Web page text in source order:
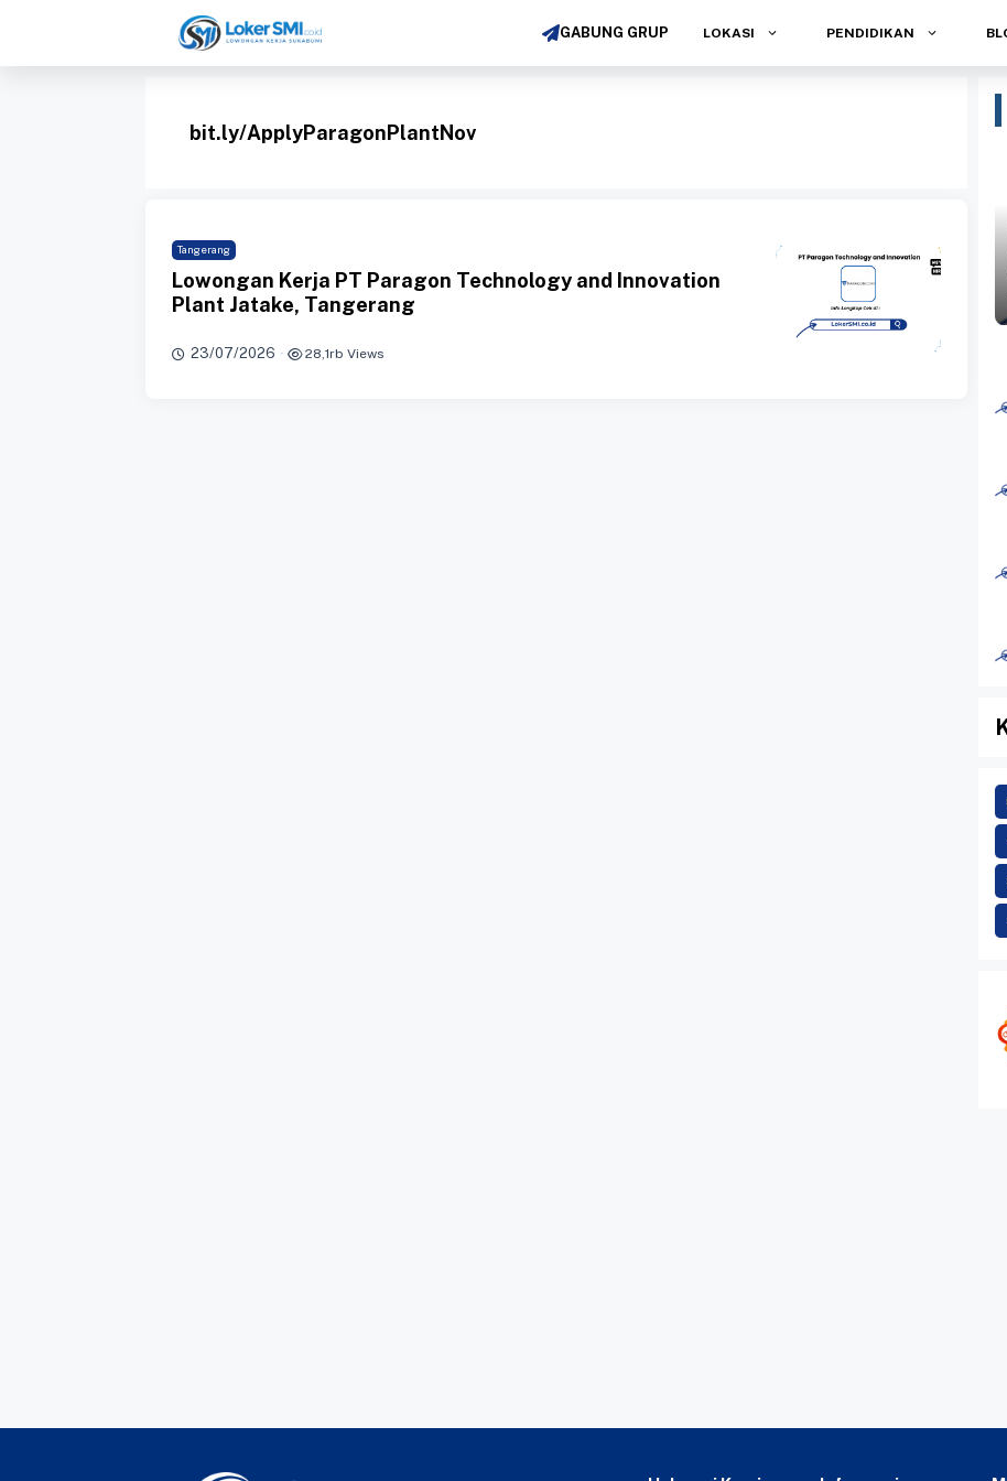
isi
GABUNG GRUP LOKASI PENDIDIKAN
bit.ly/ApplyParagonPlantNov
Tangerang
Lowongan Kerja PT Paragon Technology and Innovation
Plant Jatake, Tangerang
23/07/2026 · 28,1rb Views